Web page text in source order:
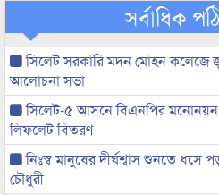
সর্বাধিক
সিলেট সরকারি মদন মোহন কলেজে
আলোচনা সভা
সিলেট-৫ আসনে বিএনপির মনোনয়ন
লিফলেট বিতরণ
নিঃস্ব মানুষের দীর্ঘশ্বাস শুনতে ধসে
চৌধুরী